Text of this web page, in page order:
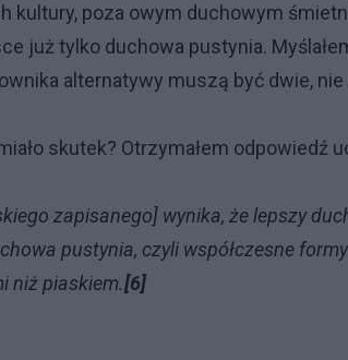
kultury, poza owym duchowym
już tylko duchowa pustynia.
alternatywy muszą być dwie,
skutek? Otrzymałem odpowiedź
zapisanego] wynika, że lepszy
pustynia, czyli współczesne
niż piaskiem.[6]